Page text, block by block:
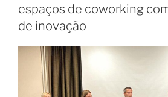
coworking”
espaços de coworking
de inovação